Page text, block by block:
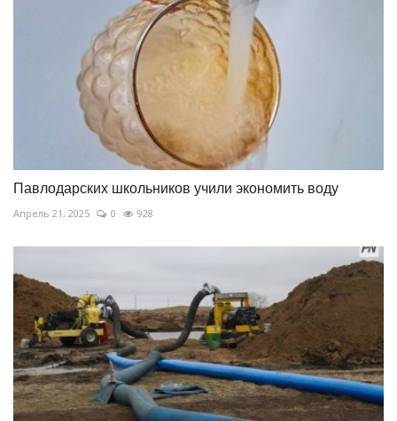
Павлодарских школьников учили экономить воду
Апрель 21, 2025 0 928